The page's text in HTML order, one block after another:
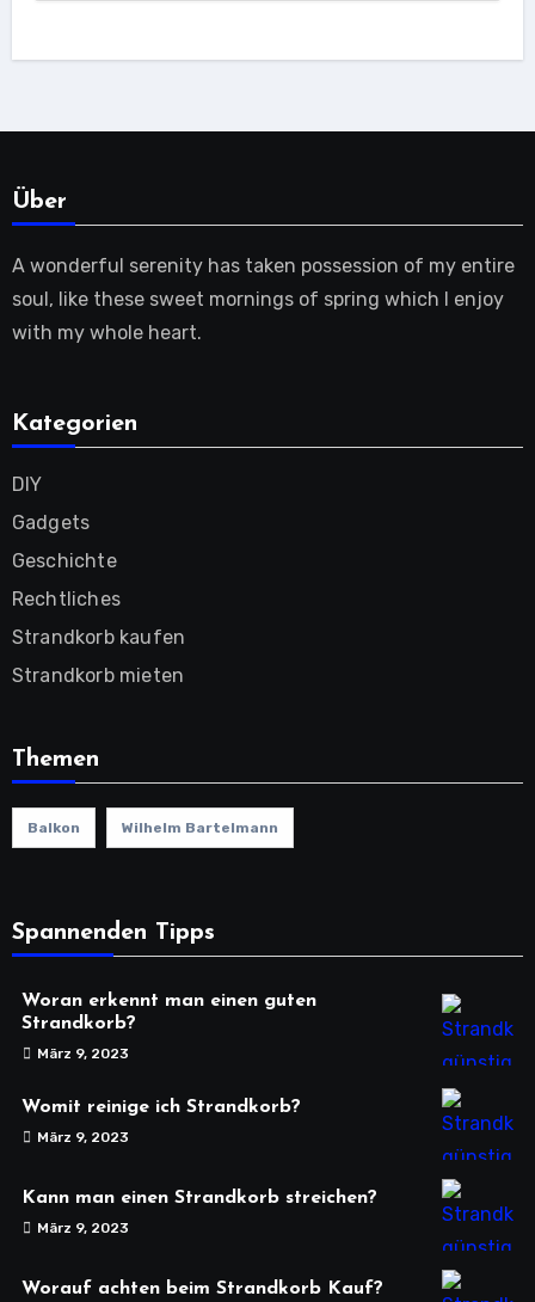
Über
A wonderful serenity has taken possession of my entire
soul, like these sweet mornings of spring which I enjoy
with my whole heart.
Kategorien
DIY
Gadgets
Geschichte
Rechtliches
Strandkorb kaufen
Strandkorb mieten
Themen
Balkon Wilhelm Bartelmann
Spannenden Tipps
Woran erkennt man einen guten
Strandkorb?
März 9, 2023
Womit reinige ich Strandkorb?
März 9, 2023
Kann man einen Strandkorb streichen?
März 9, 2023
Worauf achten beim Strandkorb Kauf?